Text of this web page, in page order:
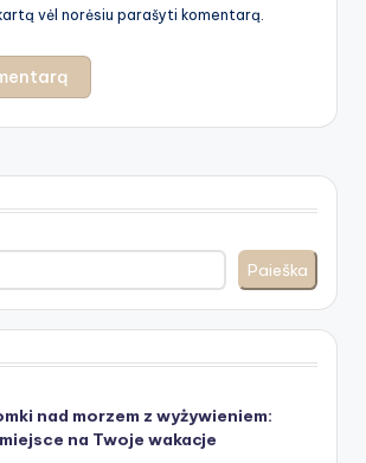
vėl norėsiu parašyti komentarą.
Paieška
nad morzem z wyżywieniem:
na Twoje wakacje